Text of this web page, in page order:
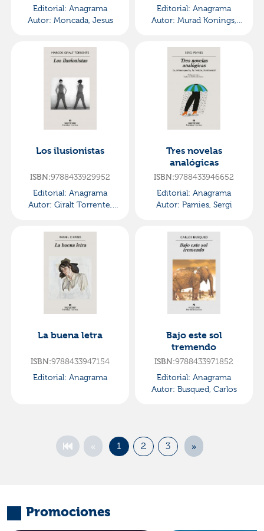
Editorial: Anagrama
Autor: Moncada, Jesus
Editorial: Anagrama
Autor: Murad Konings,
Los ilusionistas
ISBN:9788433929952
Editorial: Anagrama
Autor: Giralt Torrente,
Tres novelas
analógicas
ISBN:9788433946652
Editorial: Anagrama
Autor: Pamies, Sergi
La buena letra
ISBN:9788433947154
Editorial: Anagrama
Bajo este sol
tremendo
ISBN:9788433971852
Editorial: Anagrama
Autor: Busqued, Carlos
« 1 2 3 »
Promociones